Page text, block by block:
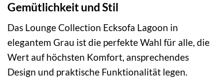
Gemütlichkeit und Stil
Das Lounge Collection Ecksofa Lagoon in
elegantem Grau ist die perfekte Wahl für alle, die
Wert auf höchsten Komfort, ansprechendes
Design und praktische Funktionalität legen.